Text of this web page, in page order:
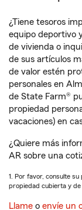
¿Tiene tesoros
equipo deportivo
de vivienda o
de sus artículos
de valor estén
personales en
de State Farm®
propiedad
vacaciones) en
¿Quiere más
AR sobre una
1. Por favor, consulte
propiedad cubierta y de
Llame o envíe un